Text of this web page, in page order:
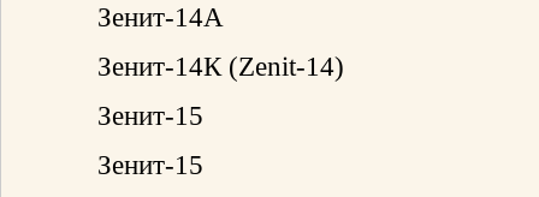
Зенит-14А
Зенит-14К (Zenit-14)
Зенит-15
Зенит-15